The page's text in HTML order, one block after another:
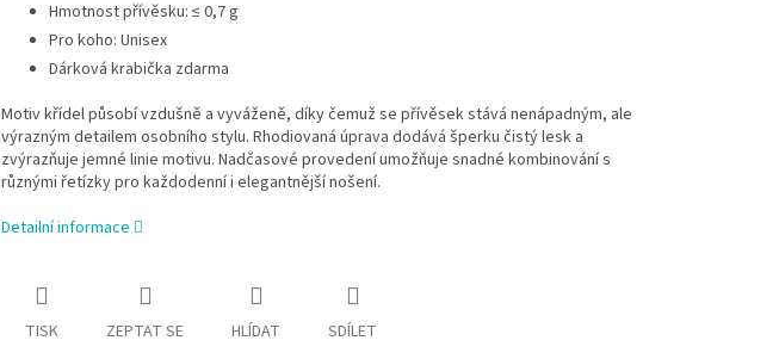
Hmotnost přívěsku: ≤ 0,7 g
Pro koho: Unisex
Dárková krabička zdarma
Motiv křídel působí vzdušně a vyváženě, díky čemuž se přívěsek stává nenápadným, ale
výrazným detailem osobního stylu. Rhodiovaná úprava dodává šperku čistý lesk a
zvýrazňuje jemné linie motivu. Nadčasové provedení umožňuje snadné kombinování s
různými řetízky pro každodenní i elegantnější nošení.
Detailní informace
TISK ZEPTAT SE HLÍDAT SDÍLET